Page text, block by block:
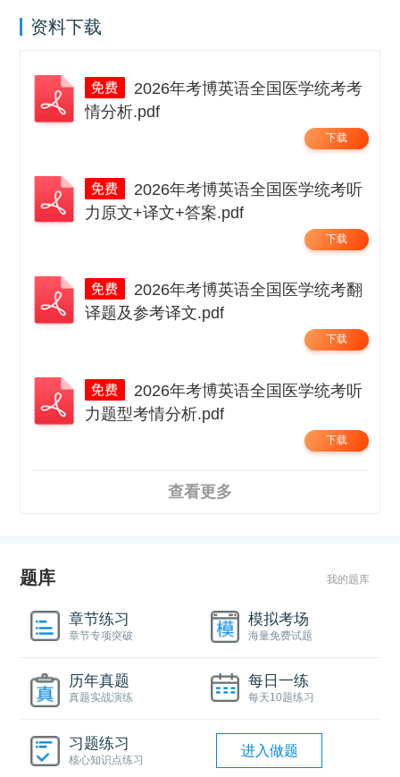
资料下载
情分析.pdf
下载
力原文+译文+答案.pdf
下载
译题及参考译文.pdf
下载
力题型考情分析.pdf
下载
查看更多
题库 我的题库
章节练习
章节专项突破
模拟考场
海量免费试题
历年真题
真题实战演练
每日一练
每天10题练习
习题练习
核心知识点练习
进入做题